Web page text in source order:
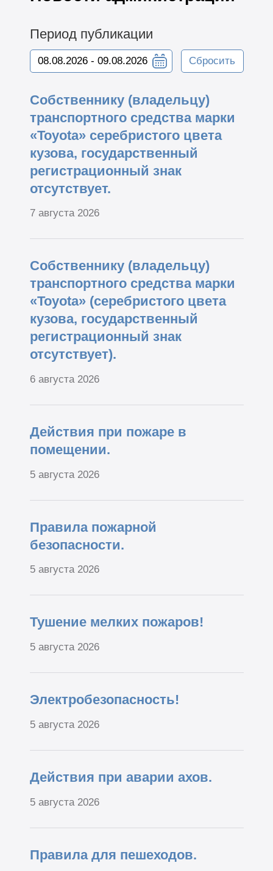
Период публикации
Сбросить
Собственнику (владельцу)
транспортного средства марки
«Toyota» серебристого цвета
кузова, государственный
регистрационный знак
отсутствует.
7 августа 2026
Собственнику (владельцу)
транспортного средства марки
«Toyota» (серебристого цвета
кузова, государственный
регистрационный знак
отсутствует).
6 августа 2026
Действия при пожаре в
помещении.
5 августа 2026
Правила пожарной
безопасности.
5 августа 2026
Тушение мелких пожаров!
5 августа 2026
Электробезопасность!
5 августа 2026
Действия при аварии ахов.
5 августа 2026
Правила для пешеходов.